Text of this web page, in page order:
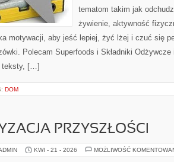
tematom takim jak
żywienie, aktywność
motywacji, aby jeść lepiej, żyć lżej i czuć się
Polecam Superfoods i Składniki
teksty, […]
DOM
PRZYSZŁOŚCI
KWI - 21 - 2026 MOŻLIWOŚĆ